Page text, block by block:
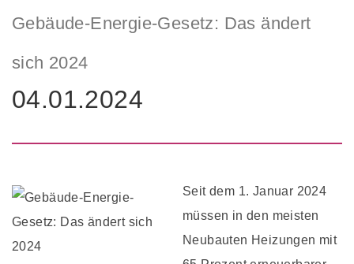
Gebäude-Energie-Gesetz: Das ändert
sich 2024
04.01.2024
Seit dem 1. Januar 2024
müssen in den meisten
Neubauten Heizungen mit